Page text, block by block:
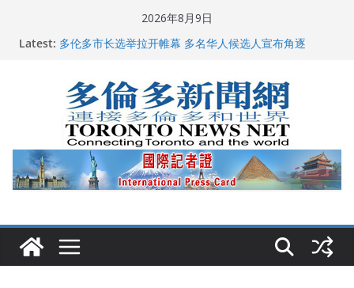
2026年8月9日
Latest: 龚晓华参加多伦多骄傲大游行 与市民分享竞选理念
特朗普称加拿大“不友善”并批评其领导层 卡尼：谈判事
关加拿大就业
2026加拿大青少年儿童绘画比赛颁奖典礼多伦多举行